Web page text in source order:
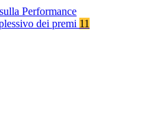
Performance
dei premi 11